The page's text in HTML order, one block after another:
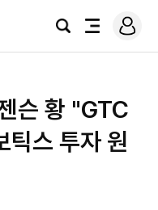
검
전
로
그
슨 황 "GTC
스 투자 원